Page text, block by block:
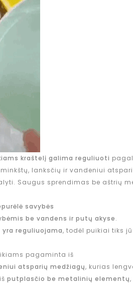
kraštelį galima reguliuoti
lanksčių ir vandeniui
Saugus sprendimas be aštrių
savybės
be vandens ir putų akyse.
yra reguliuojama, todėl puikiai tiks
pagaminta iš
atsparių medžiagų, kurias
putplasčio be metalinių elementų